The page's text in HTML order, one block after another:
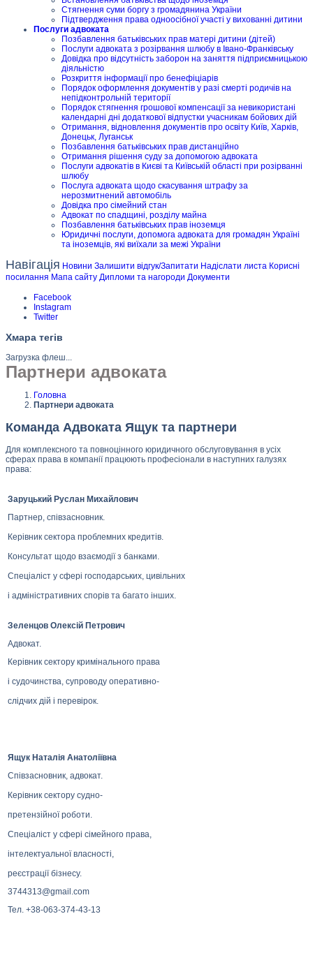
Стягнення суми боргу з громадянина України
Підтвердження права одноосібної участі у вихованні дитини
Послуги адвоката
Позбавлення батьківських прав матері дитини (дітей)
Послуги адвоката з розірвання шлюбу в Івано-Франківську
Довідка про відсутність заборон на заняття підприємницькою
діяльністю
Розкриття інформації про бенефіціарів
Порядок оформлення документів у разі смерті родичів на
непідконтрольній території
Порядок стягнення грошової компенсації за невикористані
календарні дні додаткової відпустки учасникам бойових дій
Отримання, відновлення документів про освіту Київ, Харків,
Донецьк, Луганськ
Позбавлення батьківських прав дистанційно
Отримання рішення суду за допомогою адвоката
Послуги адвокатів в Києві та Київській області при розірванні
шлюбу
Послуга адвоката щодо скасування штрафу за
нерозмитнений автомобіль
Довідка про сімейний стан
Адвокат по спадщині, розділу майна
Позбавлення батьківських прав іноземця
Юридичні послуги, допомога адвоката для громадян Україні
та іноземців, які виїхали за межі України
Навігація Новини Залишити відгук/Запитати Надіслати листа Корисні
посилання Мапа сайту Дипломи та нагороди Документи
Facebook
Instagram
Twitter
Хмара тегів
Загрузка флеш...
Партнери адвоката
Головна
Партнери адвоката
Команда Адвоката Ящук та партнери
Для комплексного та повноцінного юридичного обслуговування в усіх
сферах права в компанії працюють професіонали в наступних галузях
права:
Заруцький Руслан Михайлович
Партнер, співзасновник.
Керівник сектора проблемних кредитів.
Консультат щодо взаємодії з банками.
Спеціаліст у сфері господарських, цивільних
і адміністративних спорів та багато інших.
Зеленцов Олексій Петрович
Адвокат.
Керівник сектору кримінального права
і судочинства, супроводу оперативно-
слідчих дій і перевірок.
Ящук Наталія Анатоліївна
Співзасновник, адвокат.
Керівник сектору судно-
претензійної роботи.
Спеціаліст у сфері сімейного права,
інтелектуальної власності,
реєстрації бізнесу.
3744313@gmail.com
Тел. +38-063-374-43-13